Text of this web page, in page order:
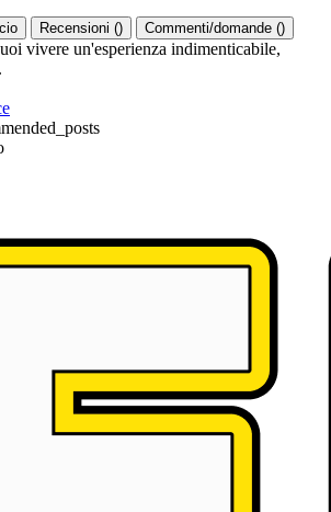
Recensioni () Commenti/domande ()
vivere un'esperienza indimenticabile,